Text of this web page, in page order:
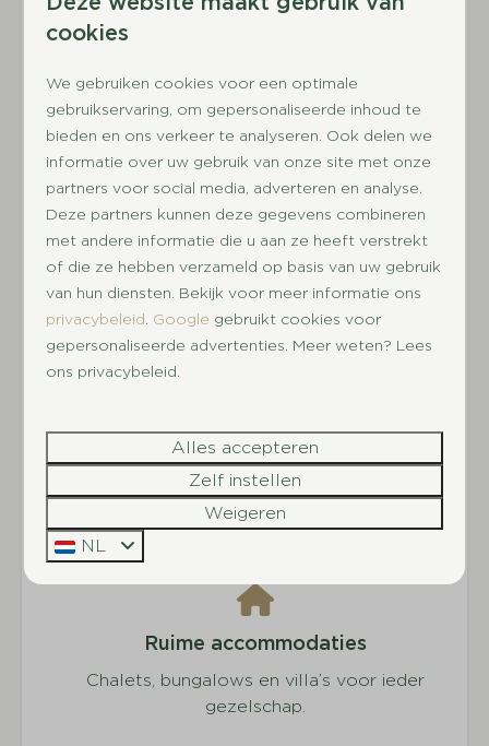
Peuterbad
Fietsverhuur
Animatie
Binnenzwembad
Café
Restaurant
toegestaan om werknemers van bedrijven in onze
accommodaties onder te brengen. Indien wij toch
constateren dat er werknemers worden
gehuisvest (direct of door derden) dan zullen wij
deze personen per direct de toegang tot het
park ontzeggen zonder restitutie van de betaalde
sommen/waarborg.
Energielabel:
Daarom Landgoed Het Grote
Zand
Ontdek Drenthe
Gelegen in hartje Drenthe: Natuur, Assen én TT
Circuit vlakbij.
Ruime accommodaties
Chalets, bungalows en villa’s voor ieder
gezelschap.
cookies
We gebruiken cookies voor een optimale
gebruikservaring, om gepersonaliseerde inhoud te
bieden en ons verkeer te analyseren. Ook delen we
informatie over uw gebruik van onze site met onze
partners voor social media, adverteren en analyse.
Deze partners kunnen deze gegevens combineren
met andere informatie die u aan ze heeft verstrekt
of die ze hebben verzameld op basis van uw gebruik
van hun diensten. Bekijk voor meer informatie ons
privacybeleid Google gebruikt cookies voor
gepersonaliseerde advertenties. Meer weten? Lees
ons privacybeleid.
Alles accepteren
Zelf instellen
Weigeren
NL